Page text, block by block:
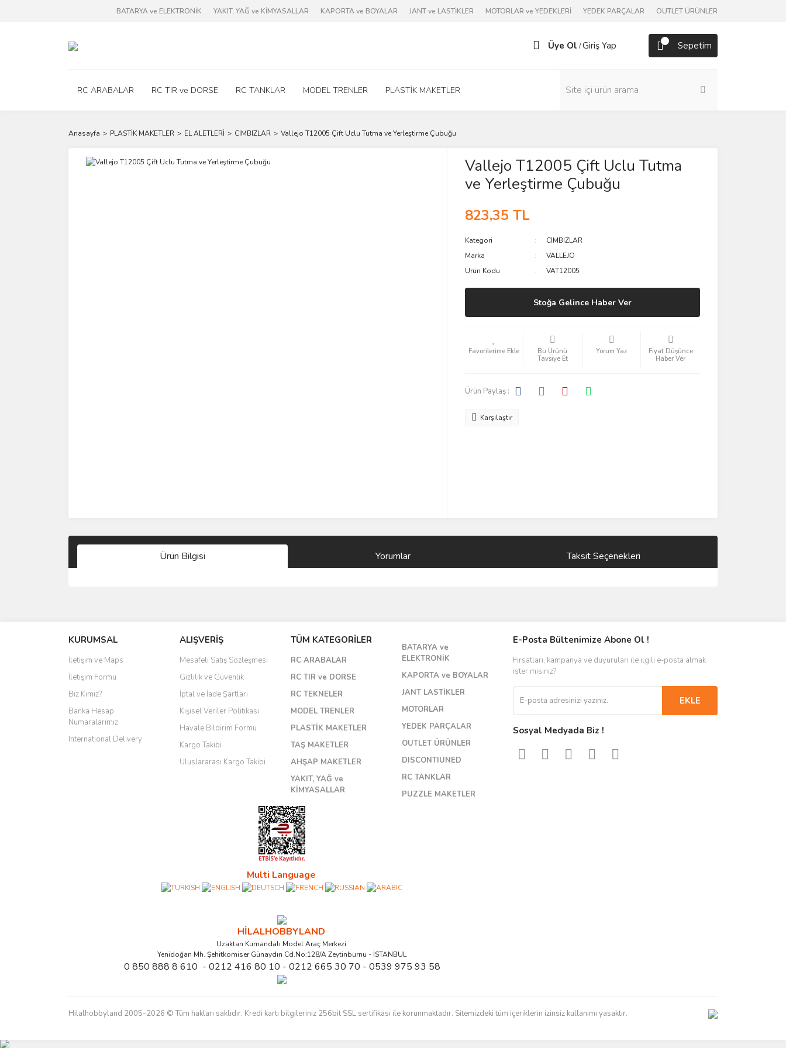
BATARYA ve ELEKTRONİK YAKIT, YAĞ ve KİMYASALLAR KAPORTA ve BOYALAR JANT ve LASTİKLER MOTORLAR ve YEDEKLERİ YEDEK PARÇALAR OUTLET ÜRÜNLER
Üye Ol /Giriş Yap Sepetim
RC ARABALAR RC TIR ve DORSE RC TANKLAR MODEL TRENLER PLASTİK MAKETLER
Anasayfa PLASTİK MAKETLER EL ALETLERİ CIMBIZLAR Vallejo T12005 Çift Uclu Tutma ve Yerleştirme Çubuğu
Vallejo T12005 Çift Uclu Tutma
ve Yerleştirme Çubuğu
823,35 TL
Kategori
CIMBIZLAR
Marka
VALLEJO
Ürün Kodu
VAT12005
Stoğa Gelince Haber Ver
Bu Ürünü
Tavsiye Et
Yorum Yaz
Fiyat Düşünce
Haber Ver
Ürün Paylaş :
Karşılaştır
Ürün Bilgisi Yorumlar Taksit Seçenekleri
Yorum Yaz
KURUMSAL
İletişim ve Maps
İletişim Formu
Biz Kimiz?
Banka Hesap
Numaralarımız
International Delivery
ALIŞVERİŞ
Mesafeli Satış Sözleşmesi
Gizlilik ve Güvenlik
İptal ve İade Şartları
Kişisel Veriler Politikası
Havale Bildirim Formu
Kargo Takibi
Uluslararası Kargo Takibi
TÜM KATEGORİLER
RC ARABALAR
RC TIR ve DORSE
RC TEKNELER
MODEL TRENLER
PLASTİK MAKETLER
TAŞ MAKETLER
AHŞAP MAKETLER
YAKIT, YAĞ ve
KİMYASALLAR
BATARYA ve
ELEKTRONİK
KAPORTA ve BOYALAR
JANT LASTİKLER
MOTORLAR
YEDEK PARÇALAR
OUTLET ÜRÜNLER
DISCONTIUNED
RC TANKLAR
PUZZLE MAKETLER
Multi Language
HİLALHOBBYLAND
Uzaktan Kumandalı Model Araç Merkezi
Yenidoğan Mh. Şehitkomiser Günaydın Cd.No:128/A Zeytinburnu - İSTANBUL
0 850 888 8 610 - 0212 416 80 10 - 0212 665 30 70 - 0539 975 93 58
E-Posta Bültenimize Abone Ol !
Fırsatları, kampanya ve duyuruları ile ilgili e-posta almak
ister misiniz?
EKLE
Sosyal Medyada Biz !
Hilalhobbyland 2005-2026 © Tüm hakları saklıdır. Kredi kartı bilgileriniz 256bit SSL sertifikası ile korunmaktadır. Sitemizdeki tüm içeriklerin izinsiz kullanımı yasaktır.